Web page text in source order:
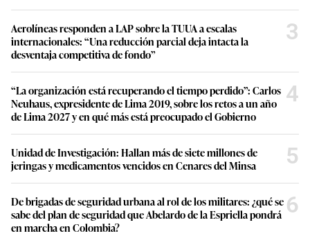
Aerolíneas responden a LAP sobre la TUUA a escalas
internacionales: “Una reducción parcial deja intacta la
desventaja competitiva de fondo”
3
“La organización está recuperando el tiempo perdido”: Carlos
Neuhaus, expresidente de Lima 2019, sobre los retos a un año
de Lima 2027 y en qué más está preocupado el Gobierno
4
Unidad de Investigación: Hallan más de siete millones de
jeringas y medicamentos vencidos en Cenares del Minsa
5
De brigadas de seguridad urbana al rol de los militares: ¿qué se
sabe del plan de seguridad que Abelardo de la Espriella pondrá
en marcha en Colombia?
6